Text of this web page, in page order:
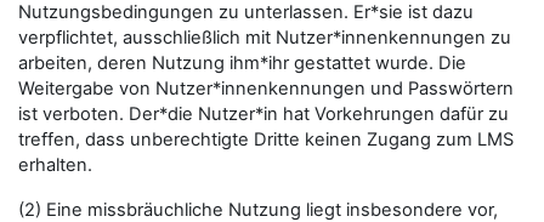
Nutzungsbedingungen zu unterlassen. Er*sie ist dazu
verpflichtet, ausschließlich mit Nutzer*innenkennungen zu
arbeiten, deren Nutzung ihm*ihr gestattet wurde. Die
Weitergabe von Nutzer*innenkennungen und Passwörtern
ist verboten. Der*die Nutzer*in hat Vorkehrungen dafür zu
treffen, dass unberechtigte Dritte keinen Zugang zum LMS
erhalten.
(2) Eine missbräuchliche Nutzung liegt insbesondere vor,